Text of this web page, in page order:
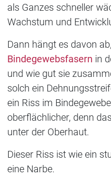
als Ganzes schneller
Wachstum und
Dann hängt es davon
Bindegewebsfasern in
und wie gut sie
solch ein
ein Riss im
oberflächlicher, denn
unter der Oberhaut.
Dieser Riss ist wie ein
eine Narbe.